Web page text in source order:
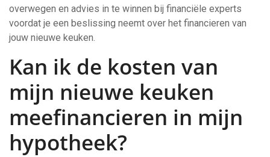
overwegen en advies in te winnen bij financiële experts
voordat je een beslissing neemt over het financieren van
jouw nieuwe keuken.
Kan ik de kosten van
mijn nieuwe keuken
meefinancieren in mijn
hypotheek?